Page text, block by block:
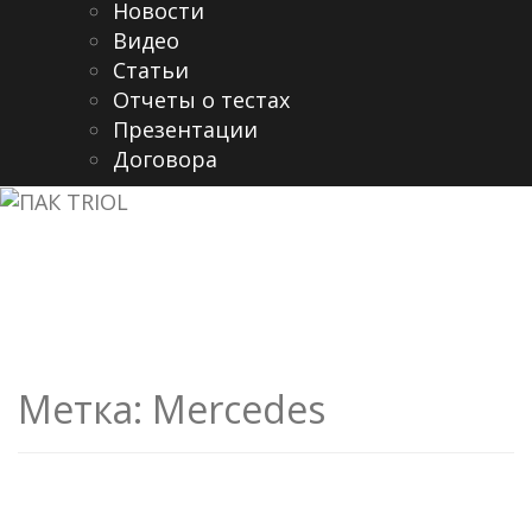
Новости
Видео
Cтатьи
Отчеты о тестах
Презентации
Договора
Метка: Mercedes